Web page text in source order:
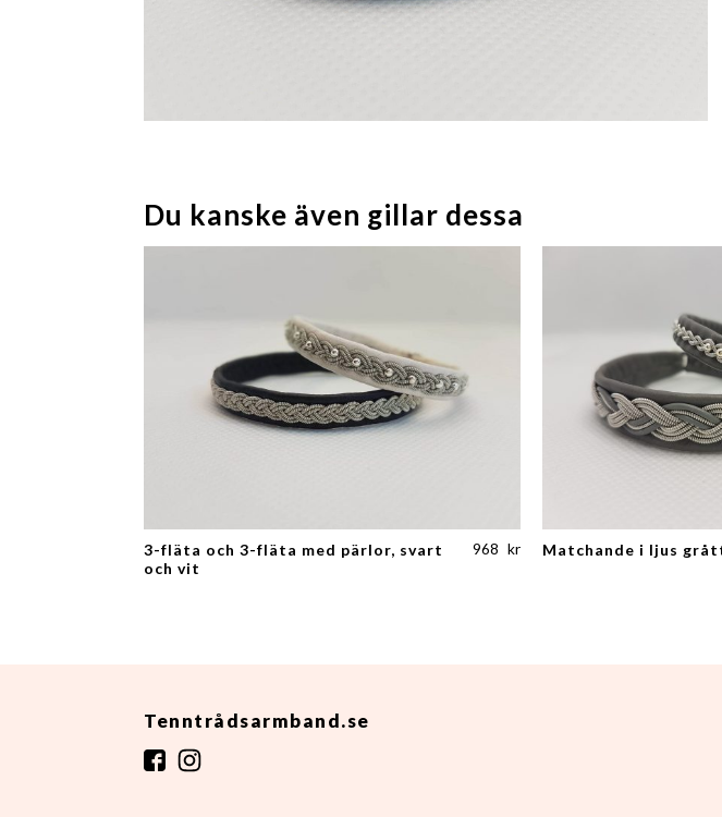
Du kanske även gillar dessa
3-fläta och 3-fläta med pärlor, svart
och vit
968 kr Matchande i ljus
Tenntrådsarmband.se